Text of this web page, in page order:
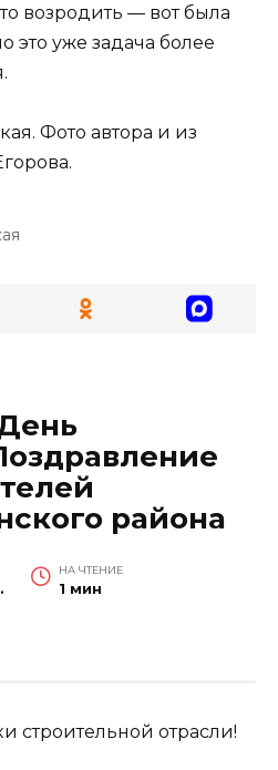
возродить — вот была
это уже задача более
Фото автора и из
района
НА ЧТЕНИЕ
1 мин
строительной отрасли!